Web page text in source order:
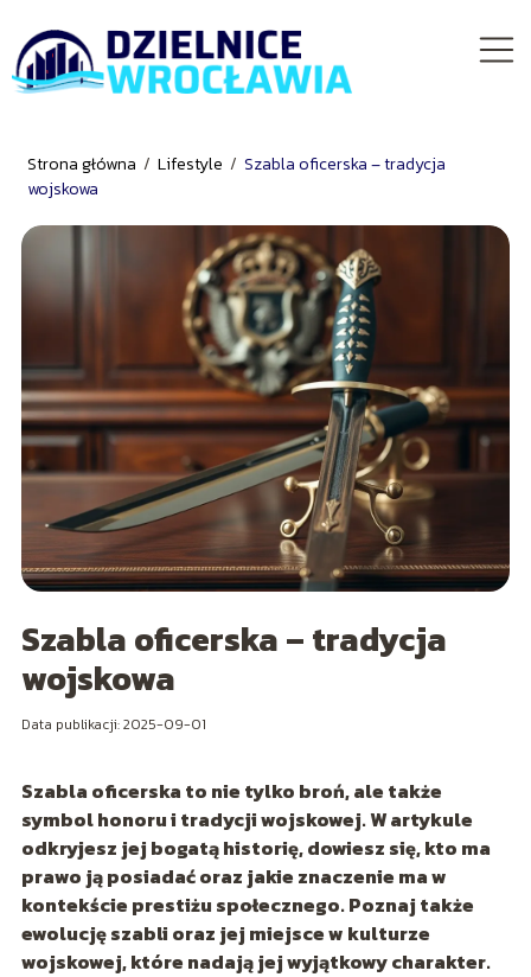
Strona główna / Lifestyle / Szabla oficerska – tradycja
wojskowa
Szabla oficerska – tradycja
wojskowa
Data publikacji: 2025-09-01
Szabla oficerska to nie tylko broń, ale także
symbol honoru i tradycji wojskowej. W artykule
odkryjesz jej bogatą historię, dowiesz się, kto ma
prawo ją posiadać oraz jakie znaczenie ma w
kontekście prestiżu społecznego. Poznaj także
ewolucję szabli oraz jej miejsce w kulturze
wojskowej, które nadają jej wyjątkowy charakter.